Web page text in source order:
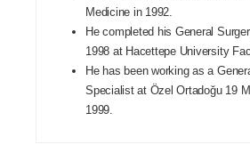
Medicine in 1992.
He completed his General
1998 at Hacettepe University
He has been working as a
Specialist at Özel Ortadoğu 19
1999.